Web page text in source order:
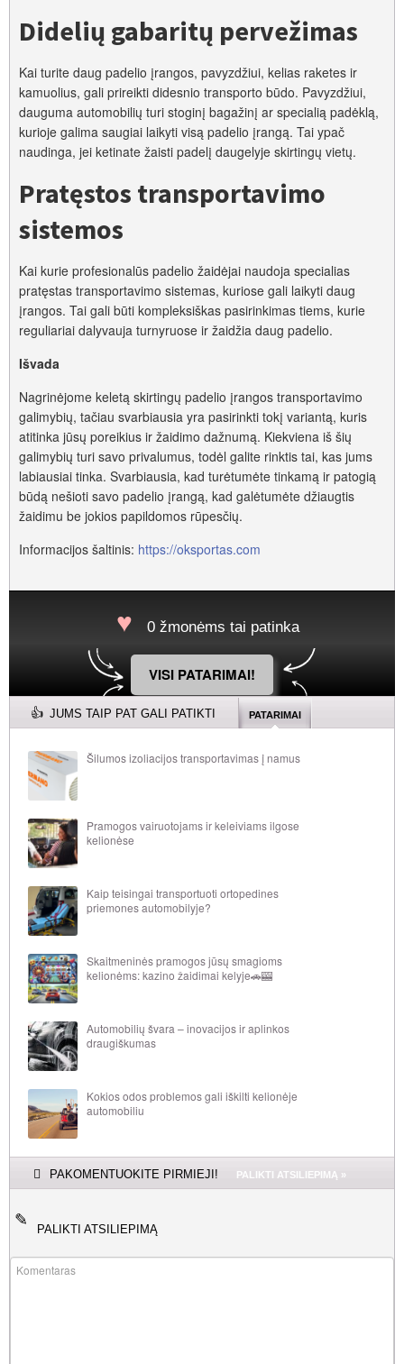
Didelių gabaritų pervežimas
Kai turite daug padelio įrangos, pavyzdžiui, kelias raketes ir
kamuolius, gali prireikti didesnio transporto būdo. Pavyzdžiui,
dauguma automobilių turi stoginį bagažinį ar specialią padėklą,
kurioje galima saugiai laikyti visą padelio įrangą. Tai ypač
naudinga, jei ketinate žaisti padelį daugelyje skirtingų vietų.
Pratęstos transportavimo
sistemos
Kai kurie profesionalūs padelio žaidėjai naudoja specialias
pratęstas transportavimo sistemas, kuriose gali laikyti daug
įrangos. Tai gali būti kompleksiškas pasirinkimas tiems, kurie
reguliariai dalyvauja turnyruose ir žaidžia daug padelio.
Išvada
Nagrinėjome keletą skirtingų padelio įrangos transportavimo
galimybių, tačiau svarbiausia yra pasirinkti tokį variantą, kuris
atitinka jūsų poreikius ir žaidimo dažnumą. Kiekviena iš šių
galimybių turi savo privalumus, todėl galite rinktis tai, kas jums
labiausiai tinka. Svarbiausia, kad turėtumėte tinkamą ir patogią
būdą nešioti savo padelio įrangą, kad galėtumėte džiaugtis
žaidimu be jokios papildomos rūpesčių.
Informacijos šaltinis: https://oksportas.com
0 žmonėms tai patinka
VISI PATARIMAI!
JUMS TAIP PAT GALI PATIKTI PATARIMAI
Šilumos izoliacijos transportavimas į namus
Pramogos vairuotojams ir keleiviams ilgose
kelionėse
Kaip teisingai transportuoti ortopedines
priemones automobilyje?
Skaitmeninės pramogos jūsų smagioms
kelionėms: kazino žaidimai kelyje🚗🎰
Automobilių švara – inovacijos ir aplinkos
draugiškumas
Kokios odos problemos gali iškilti kelionėje
automobiliu
PAKOMENTUOKITE PIRMIEJI! PALIKTI ATSILIEPIMĄ »
PALIKTI ATSILIEPIMĄ